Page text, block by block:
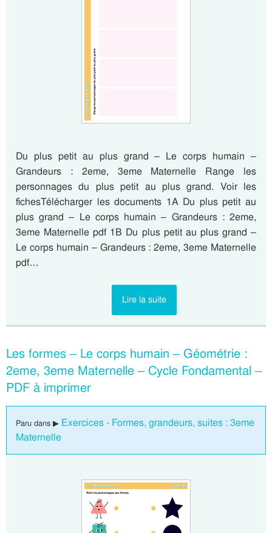
Du plus petit au plus grand – Le corps humain –
Grandeurs : 2eme, 3eme Maternelle Range les
personnages du plus petit au plus grand. Voir les
fichesTélécharger les documents 1A Du plus petit au
plus grand – Le corps humain – Grandeurs : 2eme,
3eme Maternelle pdf 1B Du plus petit au plus grand –
Le corps humain – Grandeurs : 2eme, 3eme Maternelle
pdf…
Lire la suite
Les formes – Le corps humain – Géométrie :
2eme, 3eme Maternelle – Cycle Fondamental –
PDF à imprimer
Paru dans ▶ Exercices - Formes, grandeurs, suites : 3eme
Maternelle